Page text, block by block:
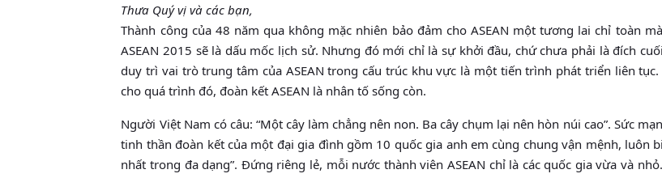
Thưa Quý vị và các bạn,
Thành công của 48 năm qua không mặc nhiên bảo đảm cho ASEAN một tương lai chỉ toàn
ASEAN 2015 sẽ là dấu mốc lịch sử. Nhưng đó mới chỉ là sự khởi đầu, chứ chưa phải là đích
duy trì vai trò trung tâm của ASEAN trong cấu trúc khu vực là một tiến trình phát triển liên
cho quá trình đó, đoàn kết ASEAN là nhân tố sống còn.
Người Việt Nam có câu: “Một cây làm chẳng nên non. Ba cây chụm lại nên hòn núi cao”. Sức
tinh thần đoàn kết của một đại gia đình gồm 10 quốc gia anh em cùng chung vận mệnh, luôn
nhất trong đa dạng”. Đứng riêng lẻ, mỗi nước thành viên ASEAN chỉ là các quốc gia vừa và nhỏ.